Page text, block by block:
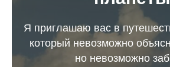
Я приглашаю вас в
который невозможно
но невозможно